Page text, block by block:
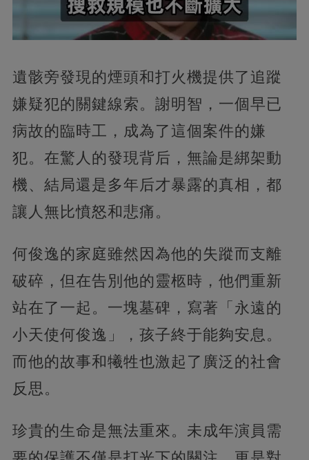
遺骸旁發現的煙頭和打火機提供了追蹤
嫌疑犯的關鍵線索。謝明智，一個早已
病故的臨時工，成為了這個案件的嫌
犯。在驚人的發現背后，無論是綁架動
機、結局還是多年后才暴露的真相，都
讓人無比憤怒和悲痛。
何俊逸的家庭雖然因為他的失蹤而支離
破碎，但在告別他的靈柩時，他們重新
站在了一起。一塊墓碑，寫著「永遠的
小天使何俊逸」，孩子終于能夠安息。
而他的故事和犧牲也激起了廣泛的社會
反思。
珍貴的生命是無法重來。未成年演員需